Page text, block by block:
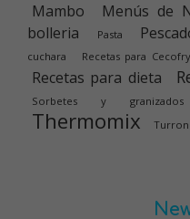
Mambo Menús de
bolleria
Pasta
cuchara
Recetas para Cecofry
Recetas para dieta
Sorbetes y granizados
Thermomix